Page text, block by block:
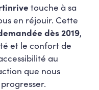
touche à sa
en réjouir. Cette
dès 2019,
et le confort de
au
que nous